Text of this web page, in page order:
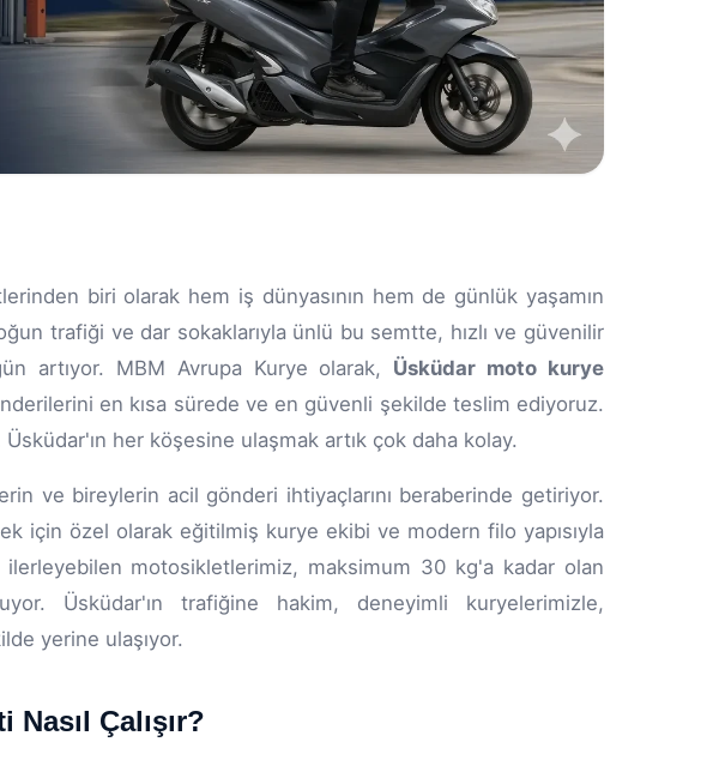
biri olarak hem iş dünyasının hem de günlük yaşamın
trafiği ve dar sokaklarıyla ünlü bu semtte, hızlı ve güvenilir
artıyor. MBM Avrupa Kurye olarak, Üsküdar moto kurye
en kısa sürede ve en güvenli şekilde teslim ediyoruz.
her köşesine ulaşmak artık çok daha kolay.
ve bireylerin acil gönderi ihtiyaçlarını beraberinde getiriyor.
için özel olarak eğitilmiş kurye ekibi ve modern filo yapısıyla
ilerleyebilen motosikletlerimiz, maksimum 30 kg'a kadar olan
Üsküdar'ın trafiğine hakim, deneyimli kuryelerimizle,
yerine ulaşıyor.
Çalışır?